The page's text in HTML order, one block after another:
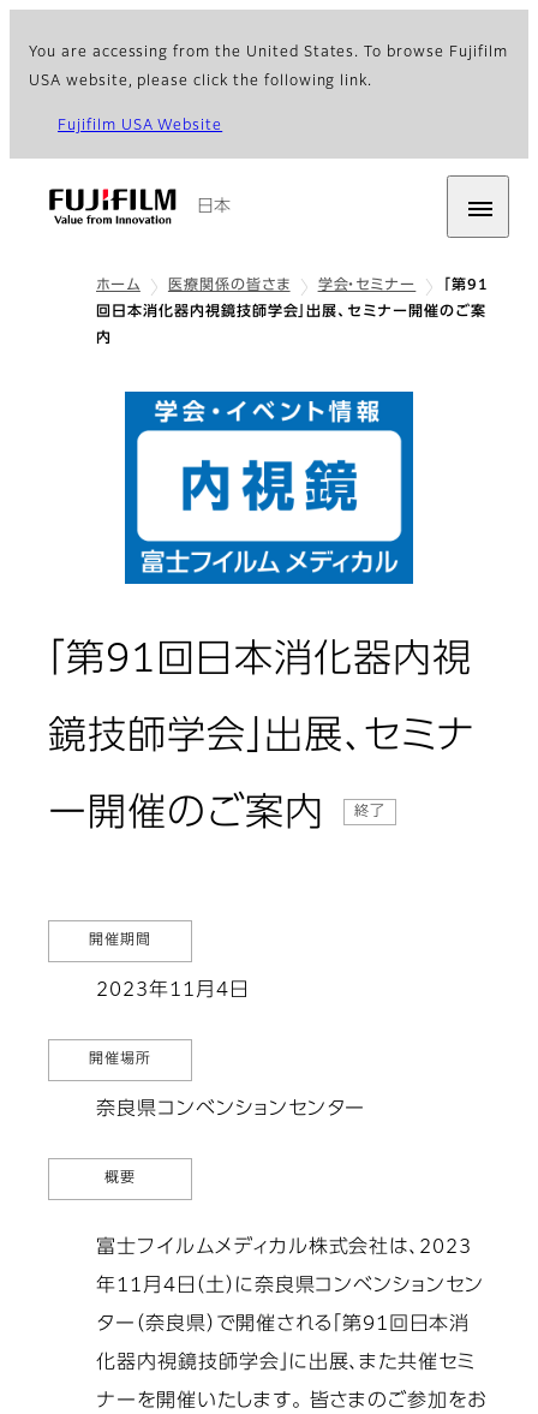
You are accessing from the United States. To browse Fujifilm
USA website, please click the following link.
Fujifilm USA Website
日本
ホーム 医療関係の皆さま 学会・セミナー
「第91
回日本消化器内視鏡技師学会」出展、セミナー開催のご案
内
「第91回日本消化器内視
鏡技師学会」出展、セミナ
ー開催のご案内
終了
開催期間
2023年11月4日
開催場所
奈良県コンベンションセンター
概要
富士フイルムメディカル株式会社は、2023
年11月4日（土）に奈良県コンベンションセン
ター（奈良県）で開催される「第91回日本消
化器内視鏡技師学会」に出展、また共催セミ
ナーを開催いたします。 皆さまのご参加をお